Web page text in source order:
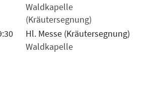
Waldkapelle
(Kräutersegnung)
Hl. Messe (Kräutersegnung)
Waldkapelle